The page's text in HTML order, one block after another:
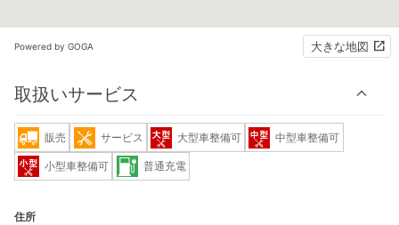
Powered by GOGA 大きな地図
取扱いサービス
販売 サービス 大型車整備可 中型車整備可
小型車整備可 普通充電
住所